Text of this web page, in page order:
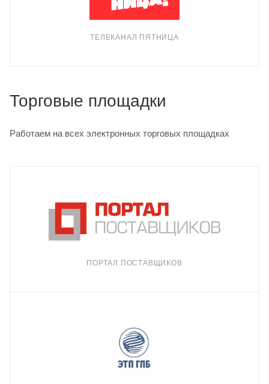
ТЕЛЕКАНАЛ ПЯТНИЦА
Торговые площадки
Работаем на всех электронных торговых площадках
ПОРТАЛ ПОСТАВЩИКОВ